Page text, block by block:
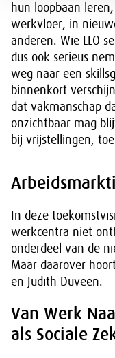
hun loopbaan
werkvloer, in
anderen. Wie LLO
dus ook serieus
weg naar een
binnenkort
dat vakmanschap
onzichtbaar mag
bij vrijstellingen,
In deze
werkcentra niet
onderdeel van de
Maar daarover
en Judith Duveen.
Van Werk
als Sociale